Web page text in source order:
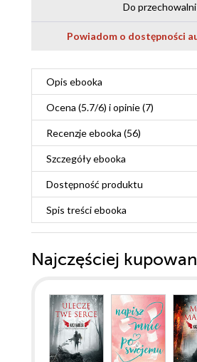
Do przechowalni
Powiadom o dostępności
Opis ebooka
Ocena (5.7/6) i opinie (7)
Recenzjeebooka (56)
Szczegółyebooka
Dostępność produktu
Spis treściebooka
Najczęściej